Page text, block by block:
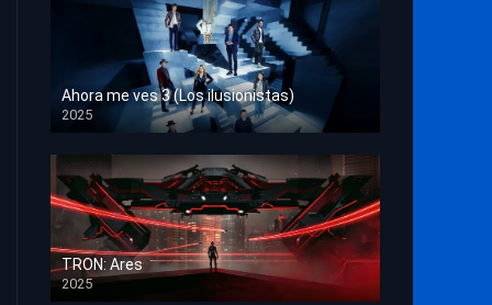
Ahora me ves 3 (Los ilusionistas)
2025
HD 1080p
TRON: Ares
2025
HD 1080p